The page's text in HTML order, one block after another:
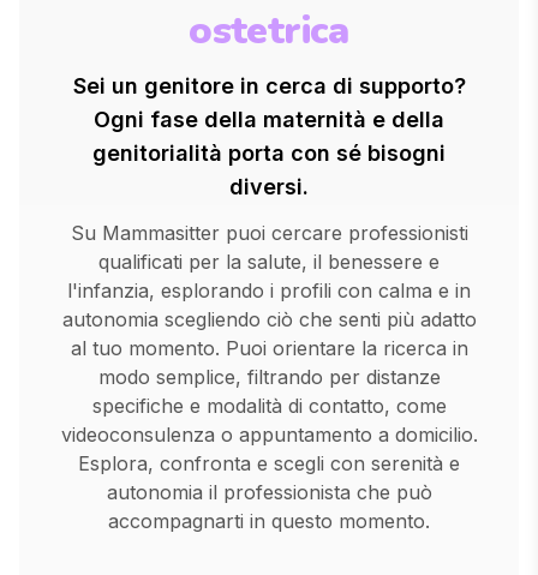
ostetrica
Sei un genitore in cerca di supporto?
Ogni fase della maternità e della
genitorialità porta con sé bisogni
diversi.
Su Mammasitter puoi cercare professionisti
qualificati per la salute, il benessere e
l'infanzia, esplorando i profili con calma e in
autonomia scegliendo ciò che senti più adatto
al tuo momento. Puoi orientare la ricerca in
modo semplice, filtrando per distanze
specifiche e modalità di contatto, come
videoconsulenza o appuntamento a domicilio.
Esplora, confronta e scegli con serenità e
autonomia il professionista che può
accompagnarti in questo momento.